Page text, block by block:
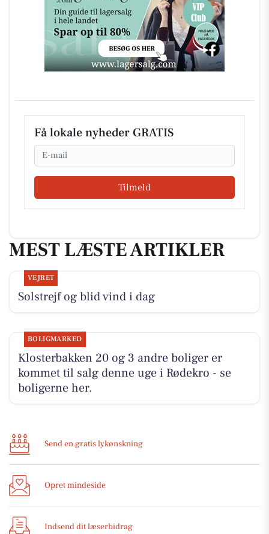
Få lokale nyheder GRATIS
Email
Tilmeld
MEST LÆSTE ARTIKLER
VEJRET
Solstrejf og blid vind i dag
BOLIGMARKED
Klosterbakken 20 og 3 andre boliger er
kommet til salg denne uge i Rødekro - se
boligerne her.
Send en gratis lykønskning
Opret mindeside
Indsend dit læserbidrag